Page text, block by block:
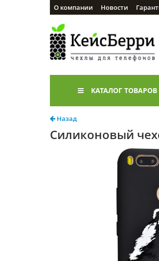
О компании Новости
КАТАЛОГ ТОВАРОВ
Назад
Силиконовый